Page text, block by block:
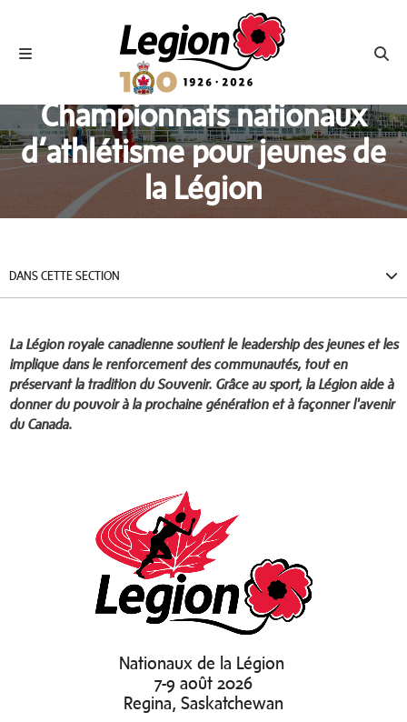
Toggle navigation
Royal Canadian Legion
Championnats nationaux
d’athlétisme pour jeunes de
la Légion
DANS CETTE SECTION
La Légion royale canadienne soutient le leadership des jeunes et les
implique dans le renforcement des communautés, tout en
préservant la tradition du Souvenir. Grâce au sport, la Légion aide à
donner du pouvoir à la prochaine génération et à façonner l'avenir
du Canada.
Nationaux de la Légion
7-9 août 2026
Regina, Saskatchewan